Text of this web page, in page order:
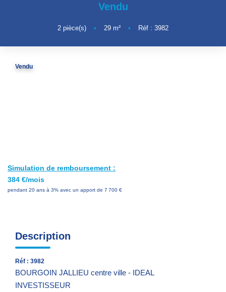
NOS AGENCES
Qui Sommes Nous
Nos Équipes
CONTACT
Vendu
2 pièce(s) • 29 m² • Réf : 3982
Vendu
Simulation de remboursement :
384 €/mois
pendant 20 ans à 3% avec un apport de 7 700 €
Description
Réf : 3982
BOURGOIN JALLIEU centre ville - IDEAL
INVESTISSEUR